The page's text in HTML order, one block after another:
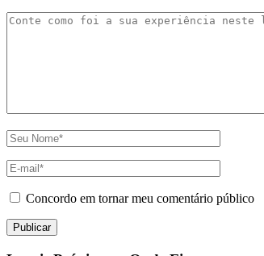
Concordo em tornar meu comentário público